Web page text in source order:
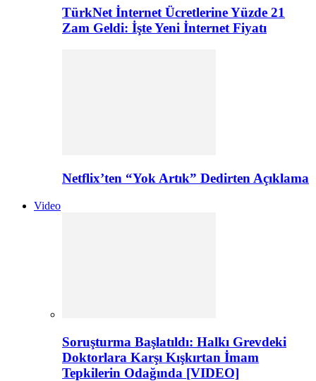
TürkNet İnternet Ücretlerine Yüzde 21
Zam Geldi: İşte Yeni İnternet Fiyatı
Netflix’ten “Yok Artık” Dedirten Açıklama
Video
Soruşturma Başlatıldı: Halkı Grevdeki
Doktorlara Karşı Kışkırtan İmam
Tepkilerin Odağında [VIDEO]